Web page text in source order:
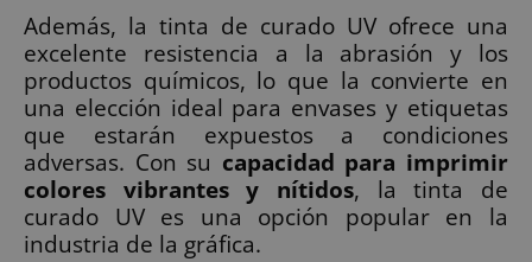
Además, la tinta de curado UV ofrece una
excelente resistencia a la abrasión y los
productos químicos, lo que la convierte en
una elección ideal para envases y etiquetas
que estarán expuestos a condiciones
adversas. Con su capacidad para imprimir
colores vibrantes y nítidos, la tinta de
curado UV es una opción popular en la
industria de la gráfica.